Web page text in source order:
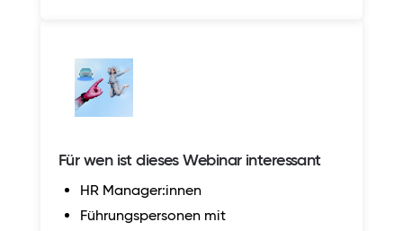
Für wen ist dieses Webinar interessant
HR Manager:innen
Führungspersonen mit